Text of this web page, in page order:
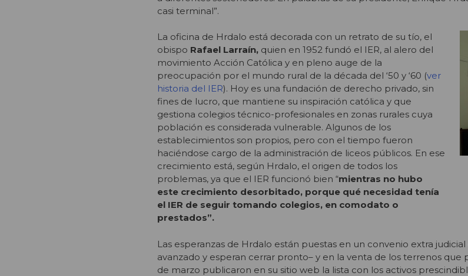
casi terminal”.
La oficina de Hrdalo está decorada con un retrato de su tío, el
obispo Rafael Larraín, quien en 1952 fundó el IER, al alero del
movimiento Acción Católica y en pleno auge de la
preocupación por el mundo rural de la década del ‘50 y ‘60 (ver
historia del IER). Hoy es una fundación de derecho privado, sin
fines de lucro, que mantiene su inspiración católica y que
gestiona colegios técnico-profesionales en zonas rurales cuya
población es considerada vulnerable. Algunos de los
establecimientos son propios, pero con el tiempo fueron
haciéndose cargo de la administración de liceos públicos. En ese
crecimiento está, según Hrdalo, el origen de todos los
problemas, ya que el IER funcionó bien “mientras no hubo
este crecimiento desorbitado, porque qué necesidad tenía
el IER de seguir tomando colegios, en comodato o
prestados”.
Las esperanzas de Hrdalo están puestas en un convenio extra
avanzado y esperan cerrar pronto– y en la venta de los terrenos que
de marzo publicaron en su sitio web la lista con los activos